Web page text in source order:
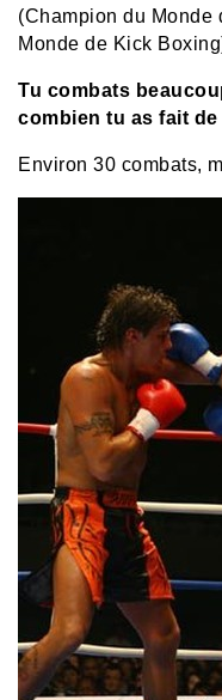
(Champion du Monde
Monde de Kick
Tu combats
combien tu as fait
Environ 30 combats,